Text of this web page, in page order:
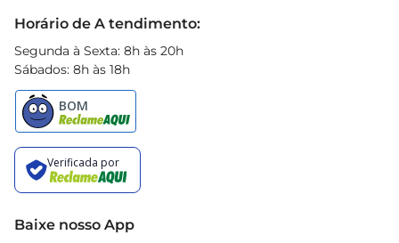
Horário de A tendimento:
Segunda à Sexta: 8h às 20h
Sábados: 8h às 18h
Baixe nosso App